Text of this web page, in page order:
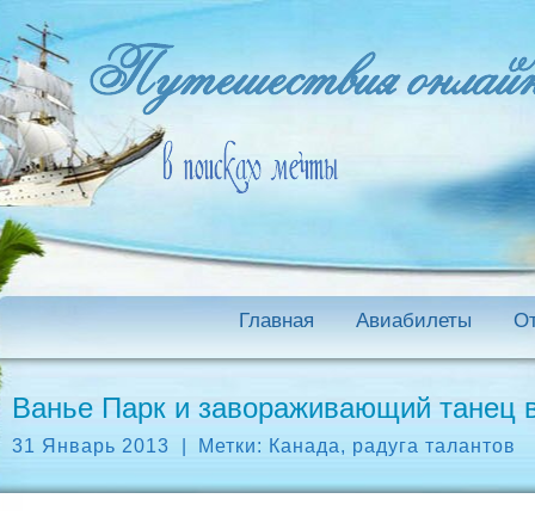
Главная Авиабилеты
Ванье Парк и завораживающий танец
31 Январь 2013 Метки: Канада, радуга талантов